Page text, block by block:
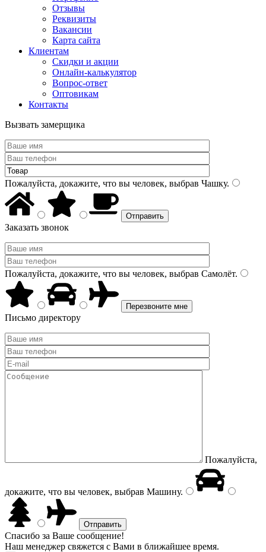
Отзывы
Реквизиты
Вакансии
Карта сайта
Клиентам
Скидки и акции
Онлайн-калькулятор
Вопрос-ответ
Оптовикам
Контакты
Вызвать замерщика
Пожалуйста, докажите, что вы человек, выбрав Чашку.
Заказать звонок
Пожалуйста, докажите, что вы человек, выбрав Самолёт.
Письмо директору
Пожалуйста,
докажите, что вы человек, выбрав Машину.
Спасибо за Ваше сообщение!
Наш менеджер свяжется с Вами в ближайшее время.